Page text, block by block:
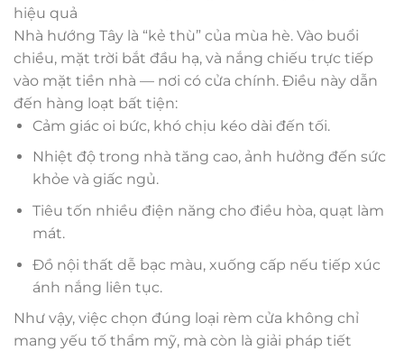
hiệu quả
Nhà hướng Tây là “kẻ thù” của mùa hè. Vào buổi
chiều, mặt trời bắt đầu hạ, và nắng chiếu trực tiếp
vào mặt tiền nhà — nơi có cửa chính. Điều này dẫn
đến hàng loạt bất tiện:
Cảm giác oi bức, khó chịu kéo dài đến tối.
Nhiệt độ trong nhà tăng cao, ảnh hưởng đến sức
khỏe và giấc ngủ.
Tiêu tốn nhiều điện năng cho điều hòa, quạt làm
mát.
Đồ nội thất dễ bạc màu, xuống cấp nếu tiếp xúc
ánh nắng liên tục.
Như vậy, việc chọn đúng loại rèm cửa không chỉ
mang yếu tố thẩm mỹ, mà còn là giải pháp tiết